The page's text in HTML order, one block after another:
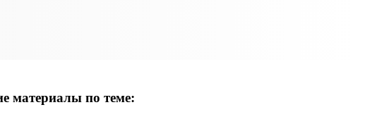
материалы по теме: